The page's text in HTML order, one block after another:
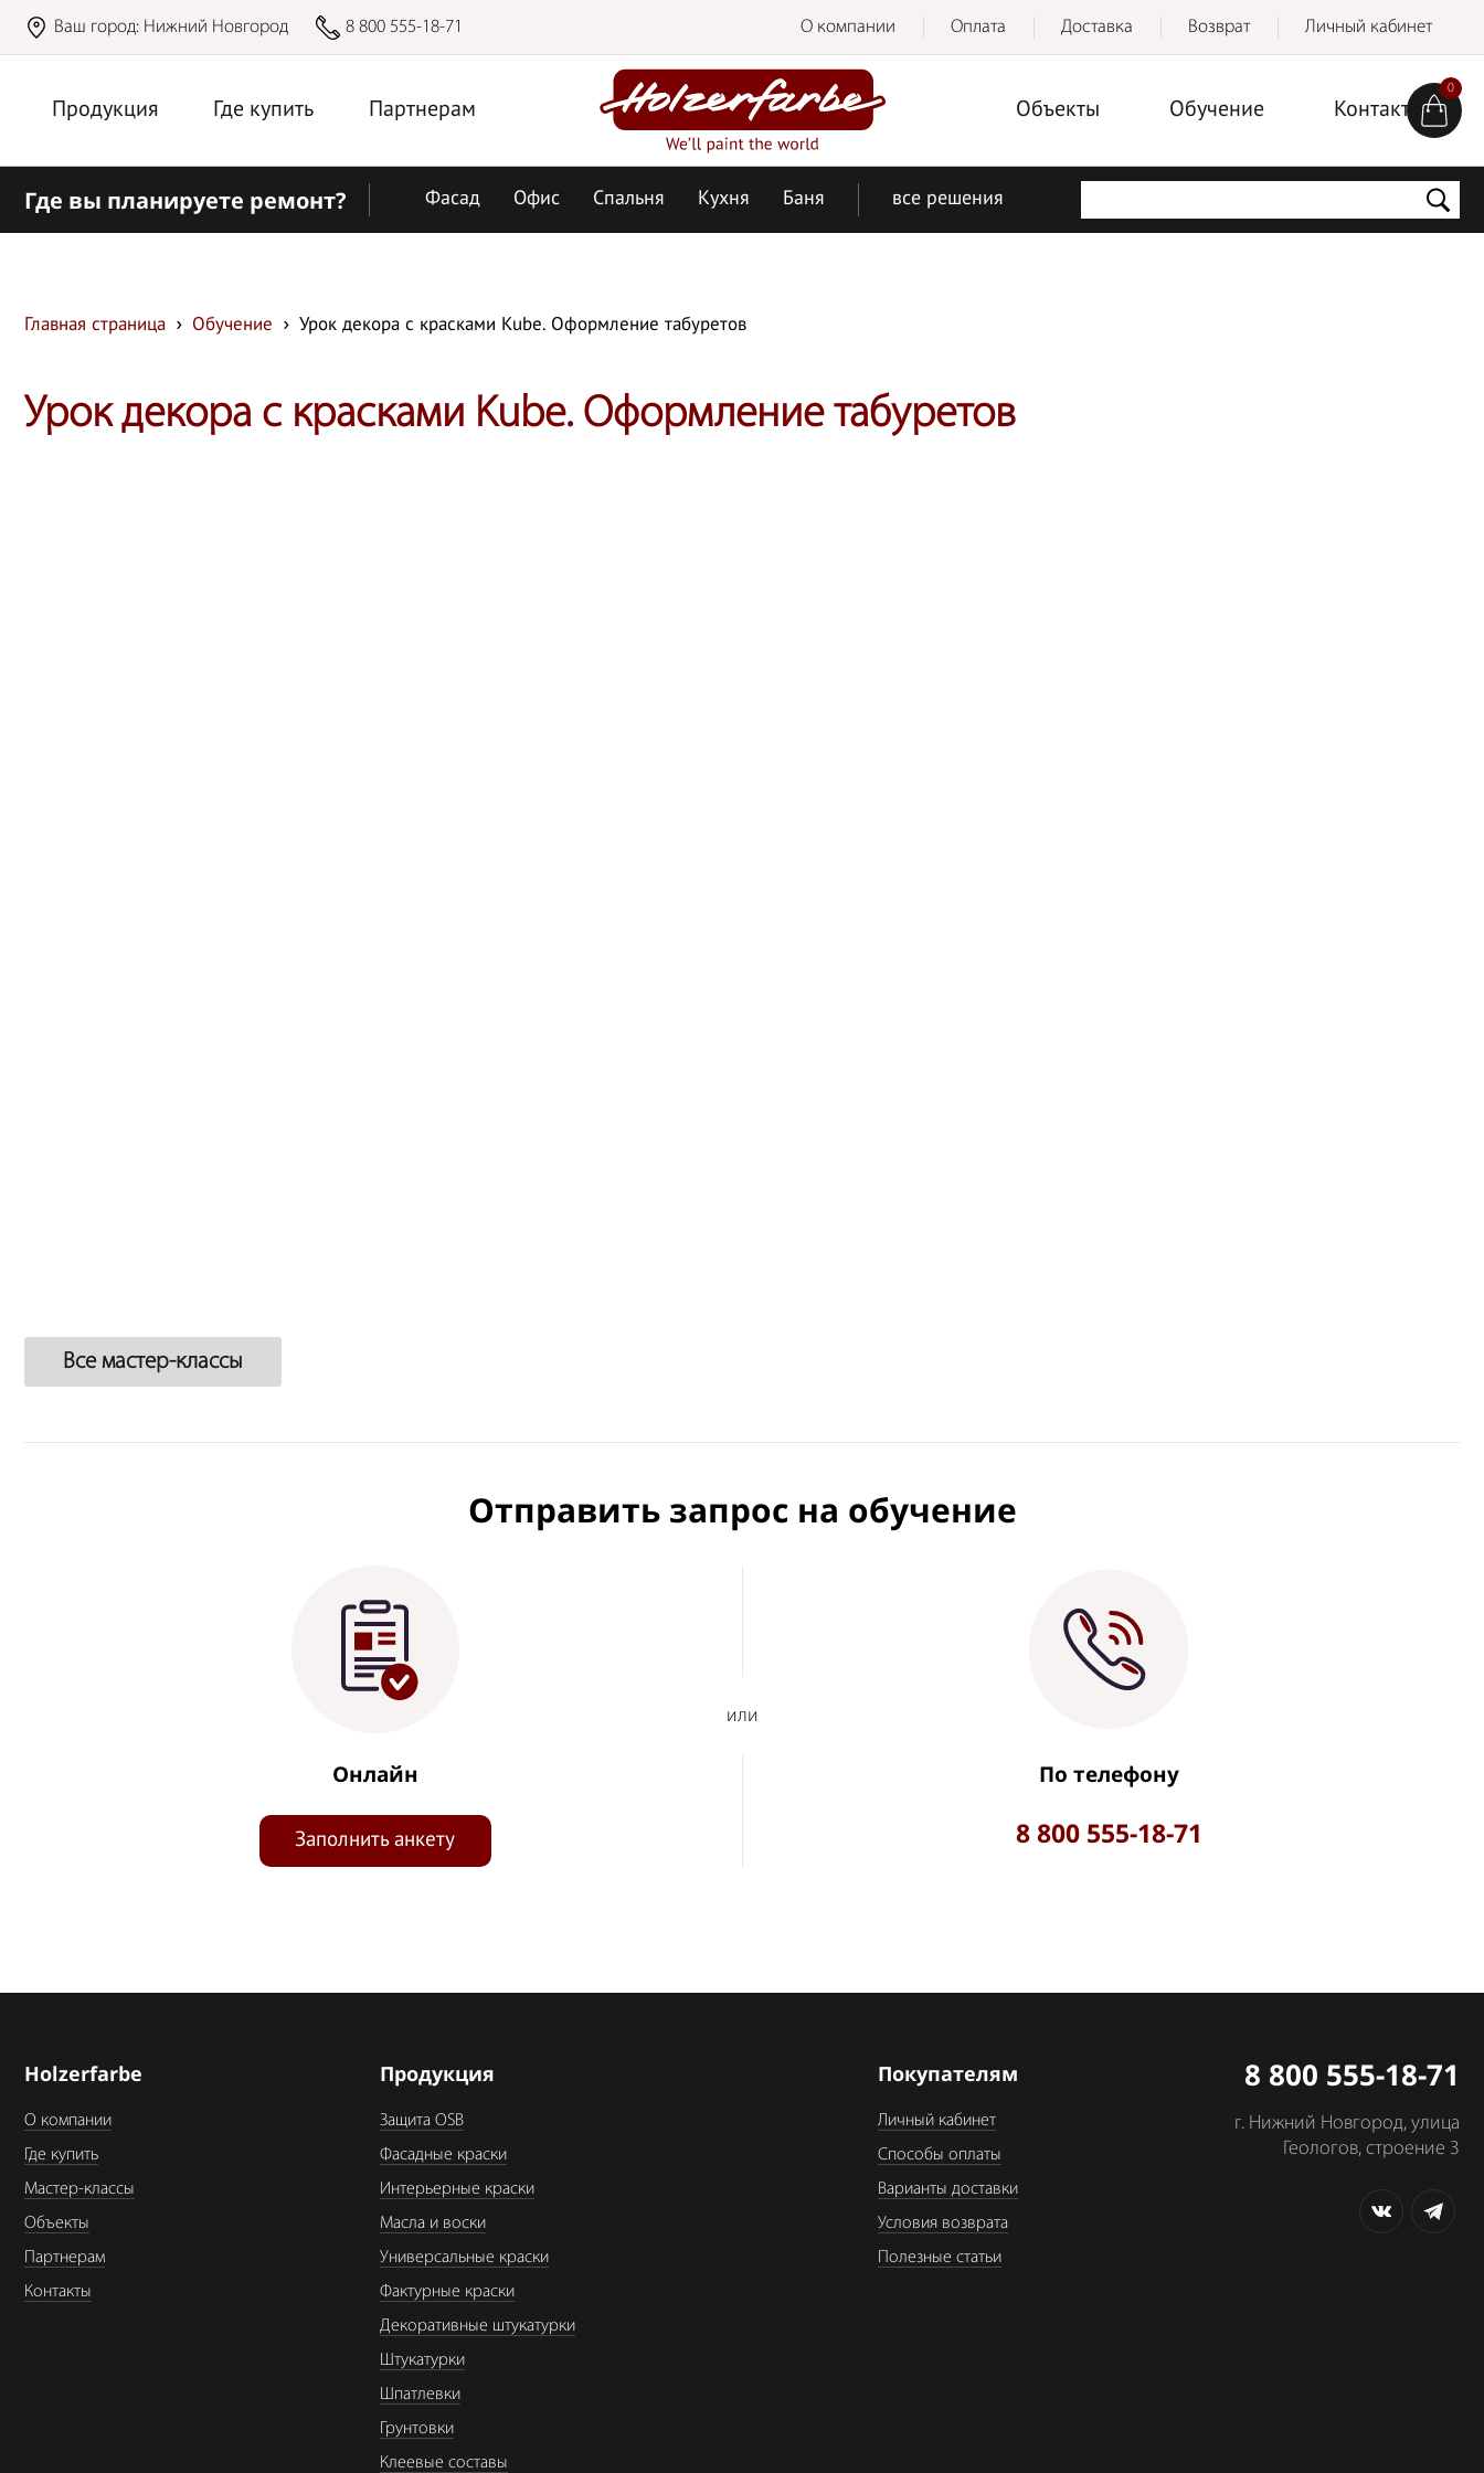
Ваш город: Нижний Новгород 8 800 555-18-71 О компании Оплата Доставка Возврат Личный кабинет
Продукция Где купить Партнерам Объекты Обучение Контакты
Где вы планируете ремонт? Фасад Офис Спальня Кухня Баня все решения
Главная страница Обучение Урок декора с красками Kube. Оформление табуретов
Урок декора с красками Kube. Оформление табуретов
Все мастер-классы
Отправить запрос на обучение
Онлайн
Заполнить анкету
или
По телефону
8 800 555-18-71
Holzerfarbe
О компании
Где купить
Мастер-классы
Объекты
Партнерам
Контакты
Продукция
Защита OSB
Фасадные краски
Интерьерные краски
Масла и воски
Универсальные краски
Фактурные краски
Декоративные штукатурки
Штукатурки
Шпатлевки
Грунтовки
Клеевые составы
Покупателям
Личный кабинет
Способы оплаты
Варианты доставки
Условия возврата
Полезные статьи
8 800 555-18-71
г. Нижний Новгород, улица
Геологов, строение 3
0